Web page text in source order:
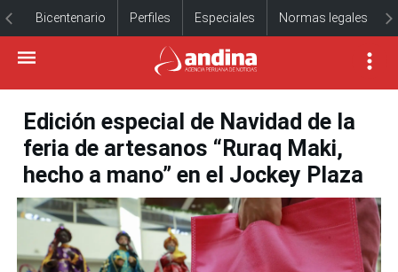
Bicentenario Perfiles Especiales Normas legales
Edición especial de Navidad de la
feria de artesanos “Ruraq Maki,
hecho a mano” en el Jockey Plaza